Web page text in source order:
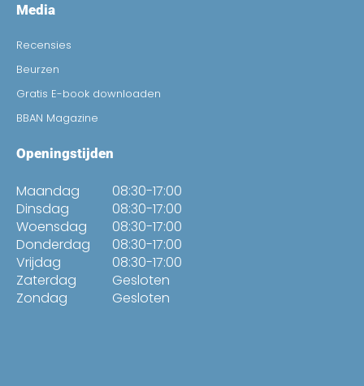
Media
Recensies
Beurzen
Gratis E-book downloaden
BBAN Magazine
Openingstijden
Maandag
Dinsdag
Woensdag
Donderdag
Vrijdag
Zaterdag
Zondag
08:30-17:00
08:30-17:00
08:30-17:00
08:30-17:00
08:30-17:00
Gesloten
Gesloten